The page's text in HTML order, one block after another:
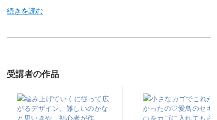
今回の講座では、ふたつ持ち手の丸底のかごを作っていき
ましょう。
受講者の作品